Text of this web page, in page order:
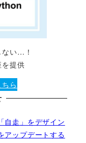
ない…！
提供
ら
自走」をデザイン
アップデートする